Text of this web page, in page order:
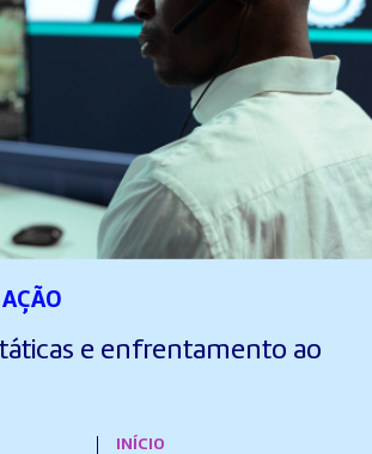
e enfrentamento ao
INÍCIO